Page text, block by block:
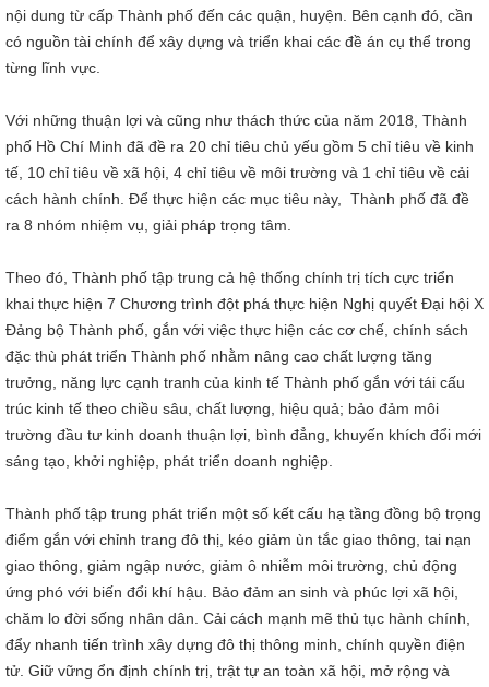
nội dung từ cấp Thành phố đến các quận, huyện. Bên cạnh đó, cần
có nguồn tài chính để xây dựng và triển khai các đề án cụ thể trong
từng lĩnh vực.
Với những thuận lợi và cũng như thách thức của năm 2018, Thành
phố Hồ Chí Minh đã đề ra 20 chỉ tiêu chủ yếu gồm 5 chỉ tiêu về kinh
tế, 10 chỉ tiêu về xã hội, 4 chỉ tiêu về môi trường và 1 chỉ tiêu về cải
cách hành chính. Để thực hiện các mục tiêu này, Thành phố đã đề
ra 8 nhóm nhiệm vụ, giải pháp trọng tâm.
Theo đó, Thành phố tập trung cả hệ thống chính trị tích cực triển
khai thực hiện 7 Chương trình đột phá thực hiện Nghị quyết Đại hội X
Đảng bộ Thành phố, gắn với việc thực hiện các cơ chế, chính sách
đặc thù phát triển Thành phố nhằm nâng cao chất lượng tăng
trưởng, năng lực cạnh tranh của kinh tế Thành phố gắn với tái cấu
trúc kinh tế theo chiều sâu, chất lượng, hiệu quả; bảo đảm môi
trường đầu tư kinh doanh thuận lợi, bình đẳng, khuyến khích đổi mới
sáng tạo, khởi nghiệp, phát triển doanh nghiệp.
Thành phố tập trung phát triển một số kết cấu hạ tầng đồng bộ trọng
điểm gắn với chỉnh trang đô thị, kéo giảm ùn tắc giao thông, tai nạn
giao thông, giảm ngập nước, giảm ô nhiễm môi trường, chủ động
ứng phó với biến đổi khí hậu. Bảo đảm an sinh và phúc lợi xã hội,
chăm lo đời sống nhân dân. Cải cách mạnh mẽ thủ tục hành chính,
đẩy nhanh tiến trình xây dựng đô thị thông minh, chính quyền điện
tử. Giữ vững ổn định chính trị, trật tự an toàn xã hội, mở rộng và